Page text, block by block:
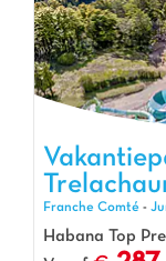
Vakantiepark
Franche Comté -
Habana Top